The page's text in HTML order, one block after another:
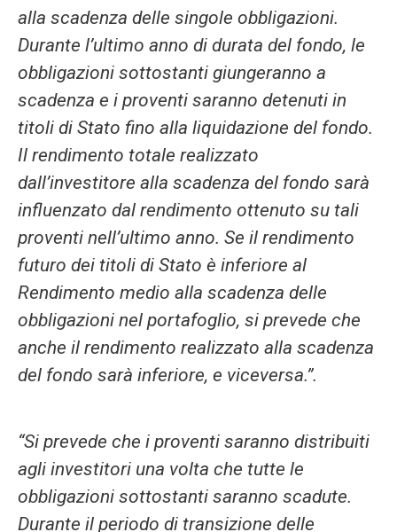
alla scadenza delle singole obbligazioni.
Durante l’ultimo anno di durata del fondo, le
obbligazioni sottostanti giungeranno a
scadenza e i proventi saranno detenuti in
titoli di Stato fino alla liquidazione del fondo.
Il rendimento totale realizzato
dall’investitore alla scadenza del fondo sarà
influenzato dal rendimento ottenuto su tali
proventi nell’ultimo anno. Se il rendimento
futuro dei titoli di Stato è inferiore al
Rendimento medio alla scadenza delle
obbligazioni nel portafoglio, si prevede che
anche il rendimento realizzato alla scadenza
del fondo sarà inferiore, e viceversa.”.
“Si prevede che i proventi saranno distribuiti
agli investitori una volta che tutte le
obbligazioni sottostanti saranno scadute.
Durante il periodo di transizione delle